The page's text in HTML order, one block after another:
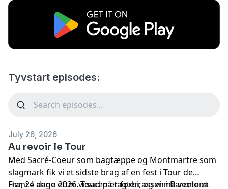
Tyvstart episodes:
July 26, 2026
Au revoir le Tour
Med Sacré-Coeur som bagtæppe og Montmartre som
slagmark fik vi et sidste brag af en fest i Tour de
France anno 2026. Touren er forbi, og vi må vente et
Her, 24 dage efter vi sad på tagterrassen i Barcelona